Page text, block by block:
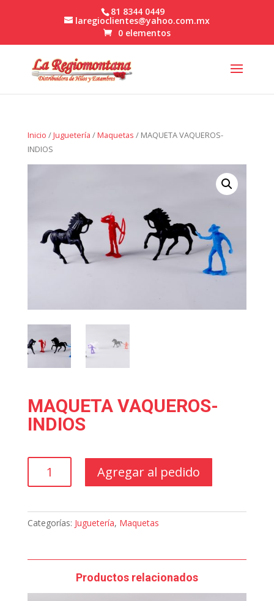
81 8344 0449
laregioclientes@yahoo.com.mx
0 elementos
Inicio /Juguetería /Maquetas / MAQUETA VAQUEROS-
INDIOS
MAQUETA VAQUEROS-
INDIOS
VAQUEROS-
Agregar al pedido
Categorías: Juguetería, Maquetas
Productos relacionados